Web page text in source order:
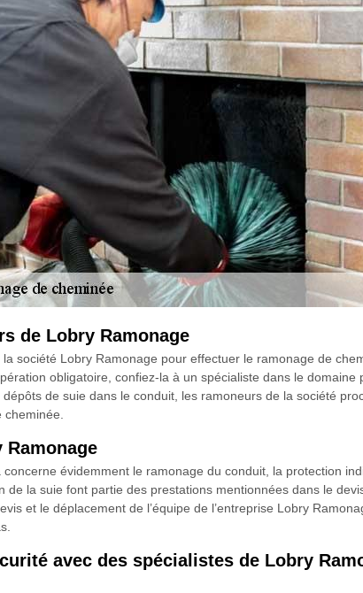
de Lobry Ramonage
société Lobry Ramonage pour effectuer le ramonage de
obligatoire, confiez-la à un spécialiste dans le domaine
de suie dans le conduit, les ramoneurs de la société
Ramonage
évidemment le ramonage du conduit, la protection
la suie font partie des prestations mentionnées dans le
et le déplacement de l’équipe de l’entreprise Lobry
avec des spécialistes de Lobry